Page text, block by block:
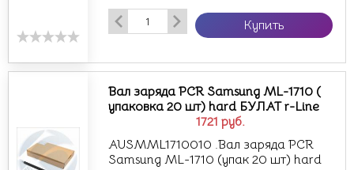
Купить
1721 руб.
Вал заряда PCR Samsung ML-1710 (
упаковка 20 шт) hard БУЛАТ r-Line
AUSMML1710010 .Вал заряда PCR
Samsung ML-1710 (упак 20 шт) hard